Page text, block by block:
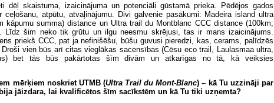
dēļ skaistuma, izaicinājuma un potenciāli gūstamā prieka. Pēdējos gados
ceļošanu, atpūtu, atvaļinājumu. Divi galvenie pasākumi: Madeira island ultra
kāpumu summa) distance un Ultra trail du Montblanc CCC distance (100km;
Līdz šim neko tik grūtu un ilgu neesmu skrējusi, tas ir mans izaicinājums.
priekš CCC, pat ja nefinišēšu, būšu guvusi pieredzi, kas, cerams, palīdzēs
vien būs arī citas vieglākas sacensības (Cēsu eco trail, Laulasmaa ultra,
bet tās būs pakārtotas šīm divām un atkarīgas no tā, kā veiksies
mērķiem noskriet UTMB (Ultra Trail du Mont-Blanc) – kā Tu uzzināji par
jāizdara, lai kvalificētos šīm sacīkstēm un kā Tu tiki uzņemta?